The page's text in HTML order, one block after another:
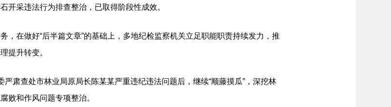
开采违法行为排查整治，已取得阶段性成效。
在做好“后半篇文章”的基础上，多地纪检监察机关立足职能职责持续发力，推
提升转变。
查处市林业局原局长陈某某严重违纪违法问题后，继续“顺藤摸瓜”，深挖林
败和作风问题专项整治。